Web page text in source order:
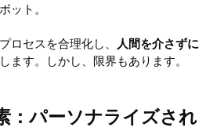
ット。
ロセスを合理化し、
人間を介さずに
ます。しかし、限界もあります。
：パーソナライズされ